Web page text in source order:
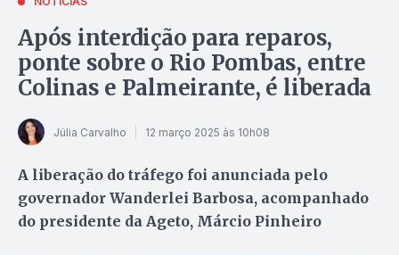
Após interdição para reparos,
ponte sobre o Rio Pombas, entre
Colinas e Palmeirante, é liberada
Júlia Carvalho 12 março 2025 às 10h08
A liberação do tráfego foi anunciada pelo
governador Wanderlei Barbosa, acompanhado
do presidente da Ageto, Márcio Pinheiro